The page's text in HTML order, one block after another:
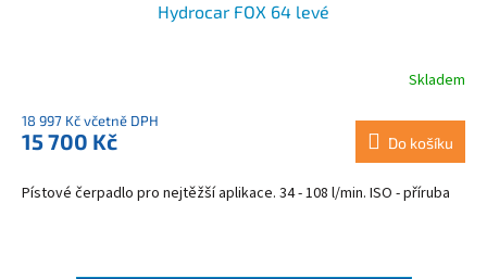
Hydrocar FOX 64 levé
Skladem
18 997 Kč včetně DPH
15 700 Kč Do košíku
Pístové čerpadlo pro nejtěžší aplikace. 34 - 108 l/min. ISO - příruba